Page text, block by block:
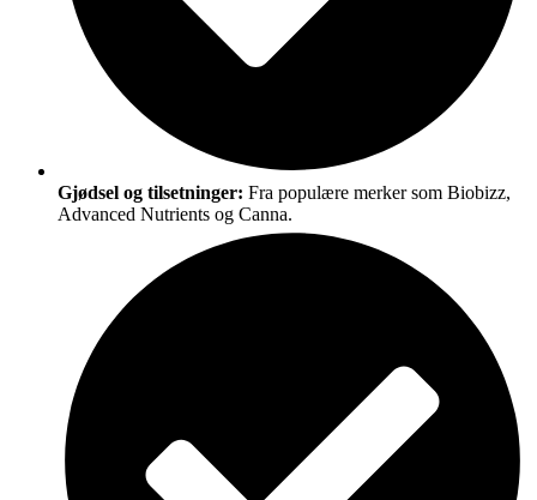
Gjødsel og tilsetninger: Fra populære merker som Biobizz,
Advanced Nutrients og Canna.